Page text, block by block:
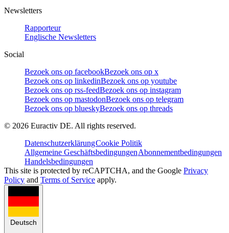
Newsletters
Rapporteur
Englische Newsletters
Social
Bezoek ons op facebookBezoek ons op x
Bezoek ons op linkedinBezoek ons op youtube
Bezoek ons op rss-feedBezoek ons op instagram
Bezoek ons op mastodonBezoek ons op telegram
Bezoek ons op blueskyBezoek ons op threads
© 2026 Euractiv DE. All rights reserved.
DatenschutzerklärungCookie Politik
Allgemeine GeschäftsbedingungenAbonnementbedingungen
Handelsbedingungen
This site is protected by reCAPTCHA, and the Google Privacy
Policy and Terms of Service apply.
Deutsch